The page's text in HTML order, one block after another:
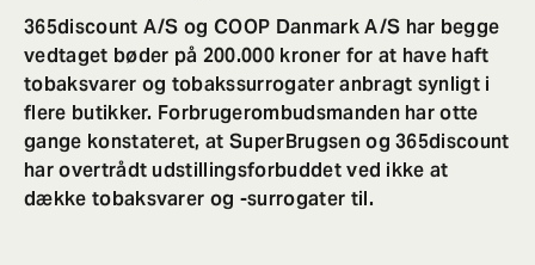
365discount A/S og COOP Danmark A/S har begge
vedtaget bøder på 200.000 kroner for at have haft
tobaksvarer og tobakssurrogater anbragt synligt i
flere butikker. Forbrugerombudsmanden har otte
gange konstateret, at SuperBrugsen og 365discount
har overtrådt udstillingsforbuddet ved ikke at
dække tobaksvarer og -surrogater til.